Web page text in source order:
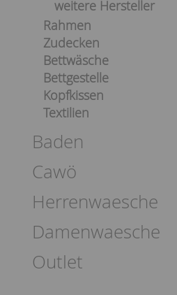
weitere Hersteller
Rahmen
Zudecken
Bettwäsche
Bettgestelle
Kopfkissen
Textilien
Baden
Cawö
Herrenwaesche
Damenwaesche
Outlet